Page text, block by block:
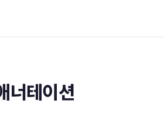
테이션